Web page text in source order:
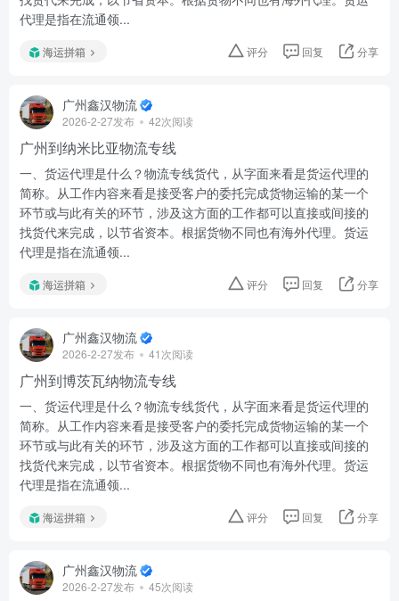
代理是指在流通领...
海运拼箱 评分 回复 分享
广州鑫汉物流
2026-2-27发布 42次阅读
广州到纳米比亚物流专线
一、货运代理是什么？物流专线货代，从字面来看是货运代理的
简称。从工作内容来看是接受客户的委托完成货物运输的某一个
环节或与此有关的环节，涉及这方面的工作都可以直接或间接的
找货代来完成，以节省资本。根据货物不同也有海外代理。货运
代理是指在流通领...
海运拼箱 评分 回复 分享
广州鑫汉物流
2026-2-27发布 41次阅读
广州到博茨瓦纳物流专线
一、货运代理是什么？物流专线货代，从字面来看是货运代理的
简称。从工作内容来看是接受客户的委托完成货物运输的某一个
环节或与此有关的环节，涉及这方面的工作都可以直接或间接的
找货代来完成，以节省资本。根据货物不同也有海外代理。货运
代理是指在流通领...
海运拼箱 评分 回复 分享
广州鑫汉物流
2026-2-27发布 45次阅读